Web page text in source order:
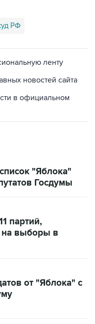
РФ
новостей сайта
в официальном
Госдумы
выборы в